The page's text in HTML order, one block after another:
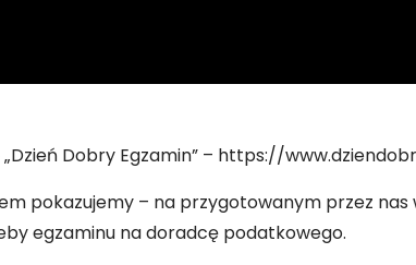
Dobry Egzamin” – https://
pokazujemy – na przygotowanym przez nas
egzaminu na doradcę podatkowego.